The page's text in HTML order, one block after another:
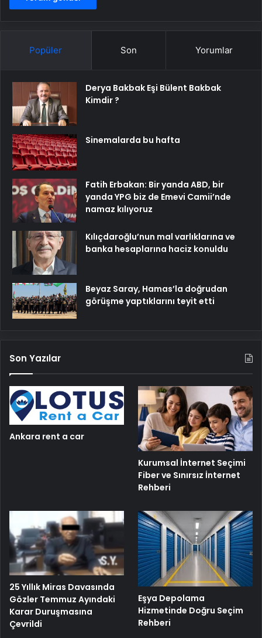
Popüler Son Yorumlar
Derya Bakbak Eşi Bülent Bakbak
Kimdir ?
Sinemalarda bu hafta
Fatih Erbakan: Bir yanda ABD, bir
yanda YPG biz de Emevi Camii’nde
namaz kılıyoruz
Kılıçdaroğlu’nun mal varlıklarına ve
banka hesaplarına haciz konuldu
Beyaz Saray, Hamas’la doğrudan
görüşme yaptıklarını teyit etti
Son Yazılar
Ankara rent a car
Kurumsal İnternet Seçimi
Fiber ve Sınırsız İnternet
Rehberi
25 Yıllık Miras Davasında
Gözler Temmuz Ayındaki
Karar Duruşmasına
Çevrildi
Eşya Depolama
Hizmetinde Doğru Seçim
Rehberi